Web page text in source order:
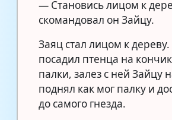
— Становись лицом к
скомандовал он Зайцу.
Заяц стал лицом к
посадил птенца на
палки, залез с ней Зайцу
поднял как мог палку и
до самого гнезда.